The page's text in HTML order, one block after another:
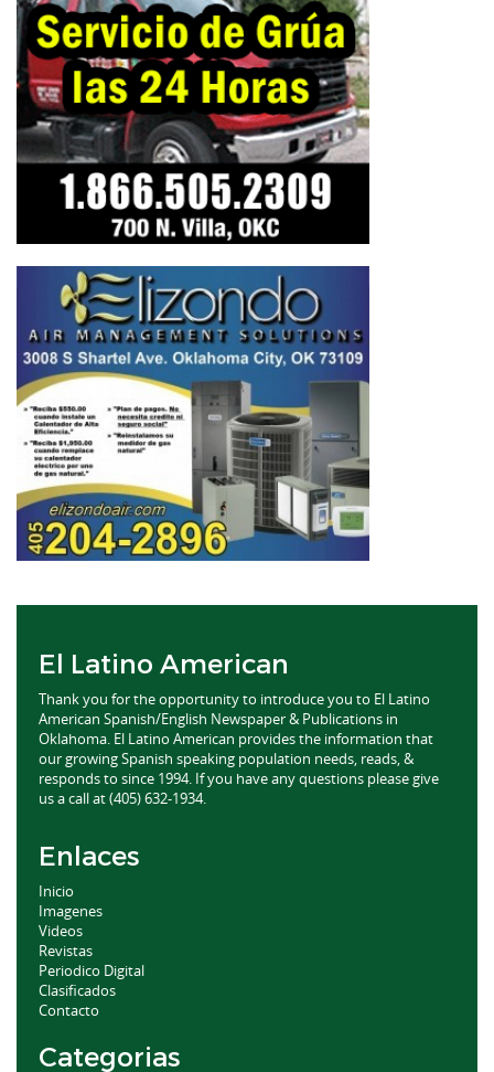
El Latino American
Thank you for the opportunity to introduce you to El Latino
American Spanish/English Newspaper & Publications in
Oklahoma. El Latino American provides the information that
our growing Spanish speaking population needs, reads, &
responds to since 1994. If you have any questions please give
us a call at (405) 632-1934.
Enlaces
Inicio
Imagenes
Videos
Revistas
Periodico Digital
Clasificados
Contacto
Categorias